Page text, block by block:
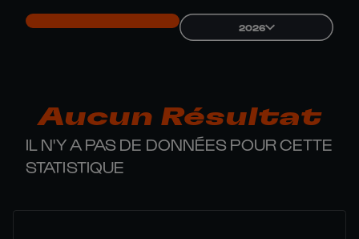
2026
Aucun Résultat
IL N'Y A PAS DE DONNÉES POUR CETTE
STATISTIQUE